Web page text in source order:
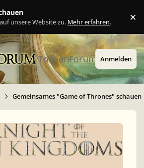
unsere Website zu. Mehr erfahren. ×
TolkienForum Anmelden
Gemeinsames "Game of Thrones" schauen